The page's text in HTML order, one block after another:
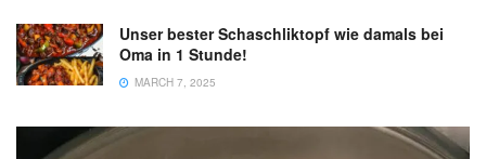
Unser bester Schaschliktopf wie damals bei
Oma in 1 Stunde!
MARCH 7, 2025